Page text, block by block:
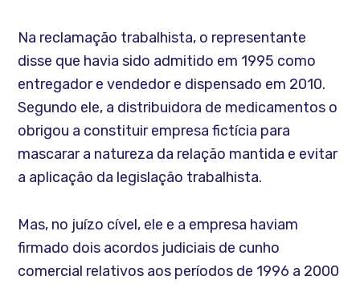
Na reclamação trabalhista, o representante
disse que havia sido admitido em 1995 como
entregador e vendedor e dispensado em 2010.
Segundo ele, a distribuidora de medicamentos o
obrigou a constituir empresa fictícia para
mascarar a natureza da relação mantida e evitar
a aplicação da legislação trabalhista.
Mas, no juízo cível, ele e a empresa haviam
firmado dois acordos judiciais de cunho
comercial relativos aos períodos de 1996 a 2000